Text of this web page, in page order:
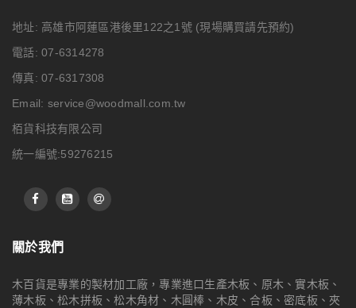
地址: 高雄市阿蓮區港後里122之1號 (現場購買請先預約)
電話: 07-6314278
傳真: 07-6317308
Email: service@woodmall.com.tw
栢貨科技有限公司
統一編號:59276215
關於我們
木百貨是專業的製材加工廠，專業進口生產木板、原木、實木板、
薄木板、松木拼板、松木角材、木圓棒、木皮、合板、密底板、夾